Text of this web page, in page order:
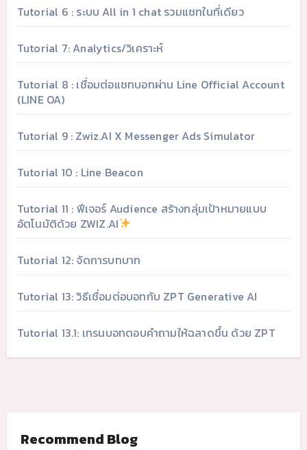
Tutorial 6 : ระบบ All in 1 chat รวมแชทในที่เดียว
Tutorial 7: Analytics/วิเคราะห์
Tutorial 8 : เชื่อมต่อแชทบอทผ่าน Line Official Account
(LINE OA)
Tutorial 9 : Zwiz.AI X Messenger Ads Simulator
Tutorial 10 : Line Beacon
Tutorial 11 : ฟีเจอร์ Audience สร้างกลุ่มเป้าหมายแบบ
อัตโนมัติด้วย ZWIZ.AI
Tutorial 12: จัดการบทบาท
Tutorial 13: วิธีเชื่อมต่อบอทกับ ZPT Generative AI
Tutorial 13.1: เทรนบอทตอบคำถามให้ฉลาดขึ้น ด้วย ZPT
Recommend Blog